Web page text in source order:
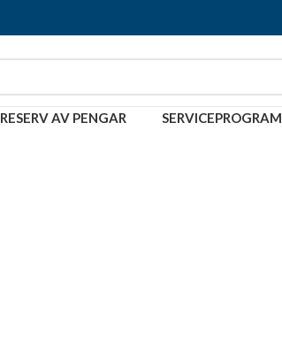
RESERV AV PENGAR SERVICEPROGRAM